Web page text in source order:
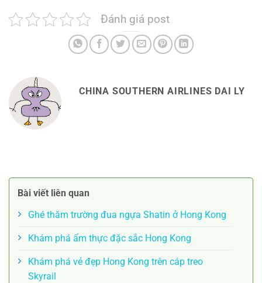
Đánh giá post
CHINA SOUTHERN AIRLINES DAI LY
Bài viết liên quan
Ghé thăm trường đua ngựa Shatin ở Hong Kong
Khám phá ẩm thực đặc sắc Hong Kong
Khám phá vẻ đẹp Hong Kong trên cáp treo
Skyrail